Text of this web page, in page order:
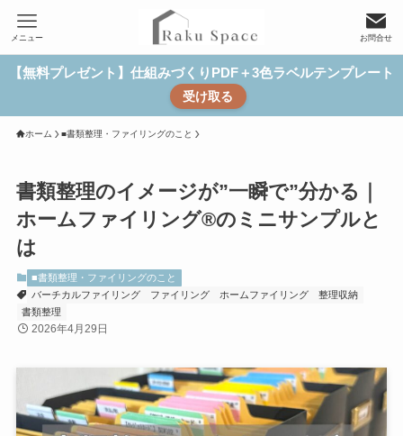
お問合せ
メニュー
【無料プレゼント】仕組みづくりPDF＋3色ラベルテンプレート
受け取る
ホーム ■書類整理・ファイリングのこと
書類整理のイメージが”一瞬で”分かる｜
ホームファイリング®のミニサンプルと
は
■書類整理・ファイリングのこと
バーチカルファイリング
ファイリング ホームファイリング
整理収納
書類整理
2026年4月29日